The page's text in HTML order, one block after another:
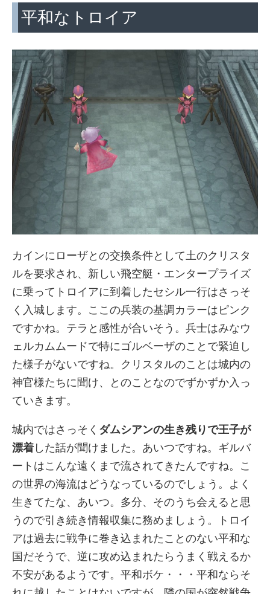
平和なトロイア
カインにローザとの交換条件として土のクリスタ
ルを要求され、新しい飛空艇・エンタープライズ
に乗ってトロイアに到着したセシル一行はさっそ
く入城します。ここの兵装の基調カラーはピンク
ですかね。テラと感性が合いそう。兵士はみなウ
ェルカムムードで特にゴルベーザのことで緊迫し
た様子がないですね。クリスタルのことは城内の
神官様たちに聞け、とのことなのでずかずか入っ
ていきます。
城内ではさっそく ダムシアンの生き残りで王子が
漂着 した話が聞けました。あいつですね。ギルバ
ートはこんな遠くまで流されてきたんですね。こ
の世界の海流はどうなっているのでしょう。よく
生きてたな、あいつ。多分、そのうち会えると思
うので引き続き情報収集に務めましょう。トロイ
アは過去に戦争に巻き込まれたことのない平和な
国だそうで、逆に攻め込まれたらうまく戦えるか
不安があるようです。平和ボケ・・・平和ならそ